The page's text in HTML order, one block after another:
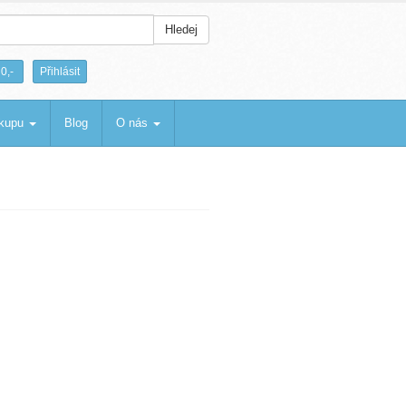
Hledej
0,- Přihlásit
Blog O nás